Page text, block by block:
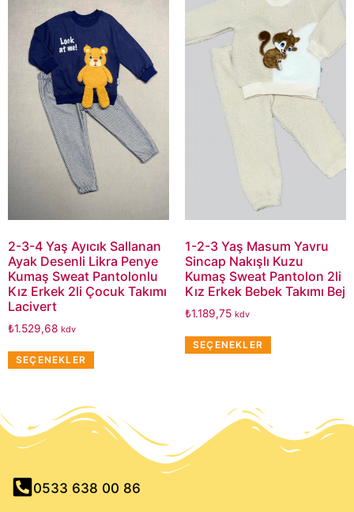
2-3-4 Yaş Ayıcık Sallanan
Ayak Desenli Likra Penye
Kumaş Sweat Pantolonlu
Kız Erkek 2li Çocuk Takımı
Lacivert
₺1.529,68 kdv
SEÇENEKLER
1-2-3 Yaş Masum Yavru
Sincap Nakışlı Kuzu
Kumaş Sweat Pantolon 2li
Kız Erkek Bebek Takımı Bej
₺1.189,75 kdv
SEÇENEKLER
0533 638 00 86